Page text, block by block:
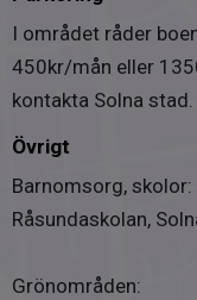
I området råder
450kr/mån eller
kontakta Solna stad.
Övrigt
Barnomsorg, skolor:
Råsundaskolan,
Grönområden: